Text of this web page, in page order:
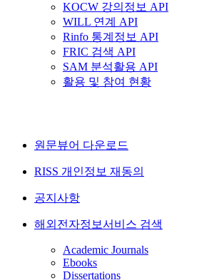
KOCW 강의정보 API
WILL 연계 API
Rinfo 통계정보 API
FRIC 검색 API
SAM 분석활용 API
활용 및 참여 현황
원문뷰어 다운로드
RISS 개인정보 재동의
공지사항
해외전자정보서비스 검색
Academic Journals
Ebooks
Dissertations